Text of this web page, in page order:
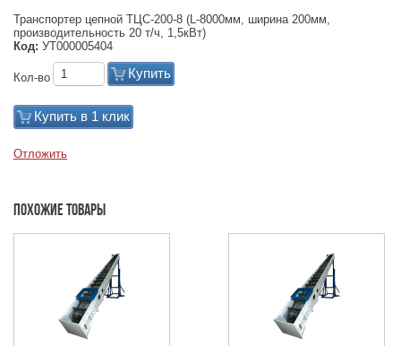
Транспортер цепной ТЦС-200-8 (L-8000мм, ширина 200мм,
производительность 20 т/ч, 1,5кВт)
Код: УТ000005404
Кол-во Купить
Купить в 1 клик
Отложить
Похожие товары